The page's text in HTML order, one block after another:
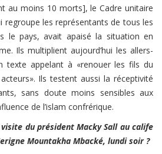
au moins 10 morts], le Cadre unitaire
regroupe les représentants de tous les
le pays, avait apaisé la situation en
Ils multiplient aujourd’hui les allers-
texte appelant à «renouer les fils du
Ils testent aussi la réceptivité
sans doute moins sensibles aux
de l’islam confrérique.
du président Macky Sall au calife
Mountakha Mbacké, lundi soir ?